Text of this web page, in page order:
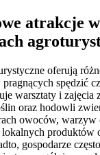
atrakcje w
oferują
spędzić
warsztaty i zajęcia
oraz hodowli
owoców, warzyw
produktów
gospodarze